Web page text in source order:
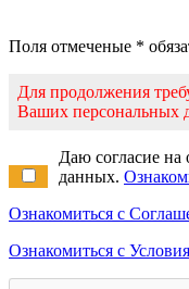
Поля отмеченые *
Для продолжения
Ваших персональных
Даю согласие на
данных.
Ознакомиться с
Ознакомиться с